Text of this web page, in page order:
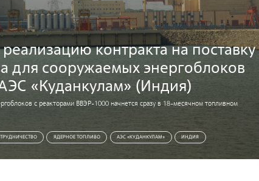
контракта на поставку
для сооружаемых энергоблоков
«Куданкулам» (Индия)
с реакторами ВВЭР-1000 начнется сразу в 18-месячном топливном
ЯДЕРНОЕ ТОПЛИВО АЭС «КУДАНКУЛАМ» ИНДИЯ